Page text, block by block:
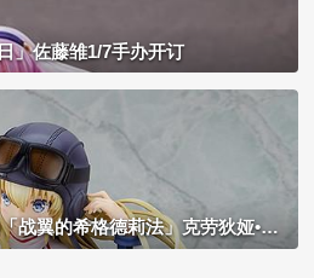
」佐藤雏1/7手办开订
格德莉法」克劳狄娅•布拉福德1/7手办开订